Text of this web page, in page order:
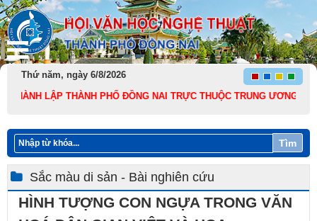
Thứ năm, ngày 6/8/2026
LẬP THÀNH PHỐ ĐỒNG NAI TRỰC THUỘC TRUNG ƯƠNG VÀ 136
Tìm
Sắc màu di sản - Bài nghiên cứu
HÌNH TƯỢNG CON NGỰA TRONG VĂN